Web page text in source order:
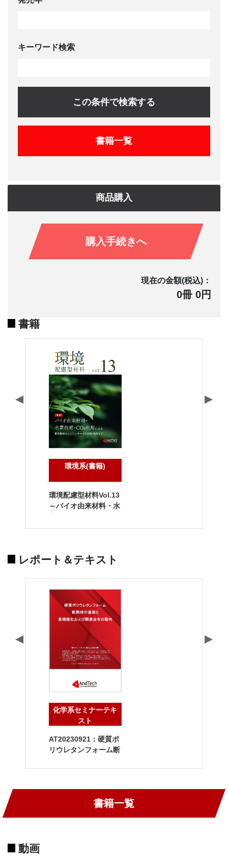
キーワード検索
この条件で検索する
書籍一覧
商品購入
購入手続きへ
現在の金額(税込)：
0冊 0円
書籍
環境系(書籍)
環境配慮型材料Vol.13
～バイオ由来材料・水
レポート＆テキスト
化学系セミナーテキ
スト
AT20230921：硬質ポ
リウレタンフォーム断
および関連法令の動向
書籍一覧
動画